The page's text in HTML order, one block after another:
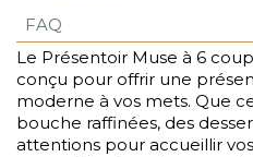
FAQ
Le Présentoir Muse à 6
conçu pour offrir une
moderne à vos mets. Que
bouche raffinées, des
attentions pour accueillir